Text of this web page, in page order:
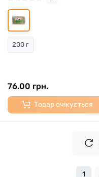
200 г
76.00 грн.
Товар очікується
1